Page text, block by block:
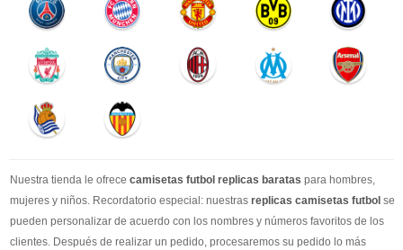
Nuestra tienda le ofrece camisetas futbol replicas baratas para hombres,
mujeres y niños. Recordatorio especial: nuestras replicas camisetas futbol se
pueden personalizar de acuerdo con los nombres y números favoritos de los
clientes. Después de realizar un pedido, procesaremos su pedido lo más